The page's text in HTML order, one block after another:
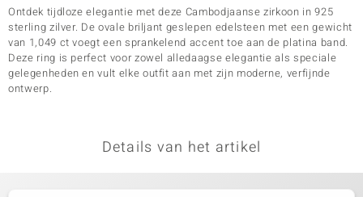
Ontdek tijdloze elegantie met deze Cambodjaanse zirkoon in 925
sterling zilver. De ovale briljant geslepen edelsteen met een gewicht
van 1,049 ct voegt een sprankelend accent toe aan de platina band.
Deze ring is perfect voor zowel alledaagse elegantie als speciale
gelegenheden en vult elke outfit aan met zijn moderne, verfijnde
ontwerp.
Details van het artikel